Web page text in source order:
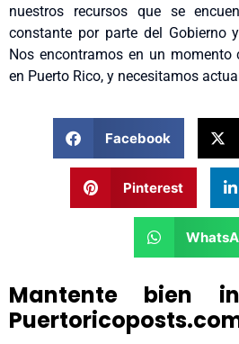
nuestros recursos que se
constante por parte del Gobierno
Nos encontramos en un
en Puerto Rico, y necesitamos
Facebook
Pinterest
Mantente bien